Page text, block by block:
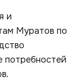
и
Муратов по
потребностей